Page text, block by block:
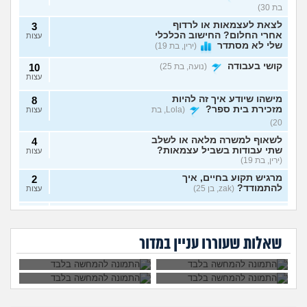
בת 30)
לצאת לעצמאות או לרדוף
אחרי החלום? החישוב הכלכלי
שלי לא מסתדר
(ירין, בת 19)
3
עצות
קושי בעבודה (נועה, בת 25) 10
עצות
מישהו שיודע איך זה להיות
מזכירת בית ספר?
(Lola, בת
20)
8
עצות
לשאוף למשרה מלאה או לשלב
שתי עבודות בשביל עצמאות?
(ירין, בת 19)
4
עצות
מרגיש תקוע בחיים, איך
להתמודד? (zak, בן 25)
2
עצות
איך לעשות כסף מתמונות של
בלי שיגלו אותי?
(אליס, בת
20)
7
ניסיתי כמעט הכול בקשר
לעבודה סלאש לימודים
מרגישה שאין עתיד (אנונימית, בת
עצות
שאלות שעוררו עניין במדור
יכולים לפטר אותי כי
בקפה לאחד
העובדים?
הגשתי ציפיית שכר
לי יותר ניסיון, למה
הוא מקבל שכר גבוה
יותר?
אני מעצבת גרפית,
האם AI באמת יקח לי
את העבודה בסוף?
ללכת להפגין? זה
בעתיד?